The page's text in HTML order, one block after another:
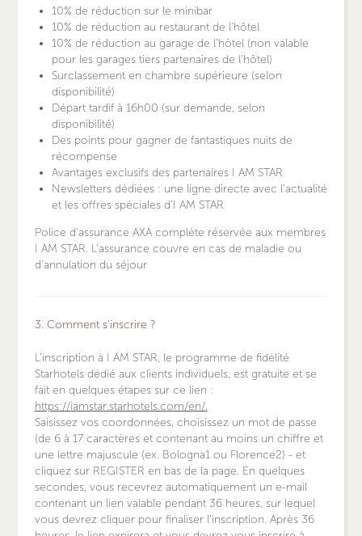
10% de réduction sur le minibar
10% de réduction au restaurant de l'hôtel
10% de réduction au garage de l'hôtel (non valable
pour les garages tiers partenaires de l'hôtel)
Surclassement en chambre supérieure (selon
disponibilité)
Départ tardif à 16h00 (sur demande, selon
disponibilité)
Des points pour gagner de fantastiques nuits de
récompense
Avantages exclusifs des partenaires I AM STAR
Newsletters dédiées : une ligne directe avec l'actualité
et les offres spéciales d'I AM STAR
Police d'assurance AXA complète réservée aux membres
I AM STAR. L'assurance couvre en cas de maladie ou
d'annulation du séjour
3. Comment s'inscrire ?
L'inscription à I AM STAR, le programme de fidélité
Starhotels dédié aux clients individuels, est gratuite et se
fait en quelques étapes sur ce lien :
https://iamstar.starhotels.com/en/.
Saisissez vos coordonnées, choisissez un mot de passe
(de 6 à 17 caractères et contenant au moins un chiffre et
une lettre majuscule (ex. Bologna1 ou Florence2) - et
cliquez sur REGISTER en bas de la page. En quelques
secondes, vous recevrez automatiquement un e-mail
contenant un lien valable pendant 36 heures, sur lequel
vous devrez cliquer pour finaliser l'inscription. Après 36